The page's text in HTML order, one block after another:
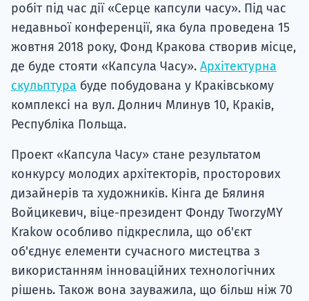
робіт під час дії «Серце капсули часу». Під час
недавньої конференції, яка була проведена 15
жовтня 2018 року, Фонд Кракова створив місце,
де буде стояти «Капсула Часу». Архітектурна
скульптура буде побудована у Краківському
комплексі на вул. Долнич Млинув 10, Краків,
Республіка Польща.
Проект «Капсула Часу» стане результатом
конкурсу молодих архітекторів, просторових
дизайнерів та художників. Кінга де Бялиня
Войцикевич, віце-президент Фонду TworzyMY
Krakow особливо підкреслила, що об'єкт
об'єднує елементи сучасного мистецтва з
використанням інноваційних технологічних
рішень. Також вона зауважила, що більш ніж 70